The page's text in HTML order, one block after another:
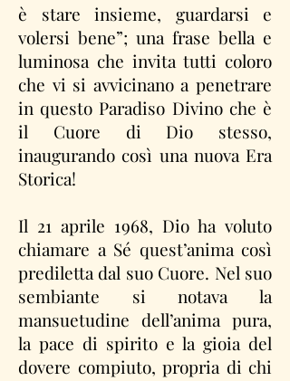
è stare insieme, guardarsi e
volersi bene”; una frase bella e
luminosa che invita tutti coloro
che vi si avvicinano a penetrare
in questo Paradiso Divino che è
il Cuore di Dio stesso,
inaugurando così una nuova Era
Storica!
Il 21 aprile 1968, Dio ha voluto
chiamare a Sé quest’anima così
prediletta dal suo Cuore. Nel suo
sembiante si notava la
mansuetudine dell’anima pura,
la pace di spirito e la gioia del
dovere compiuto, propria di chi